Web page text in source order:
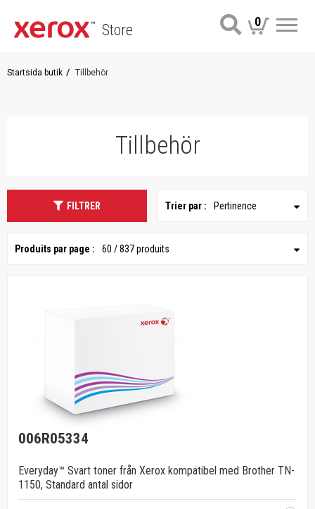
Store 0
Startsida butik Tillbehör
Tillbehör
FILTRER Trier par : Pertinence
Produits par page : 60 / 837 produits
006R05334
Everyday™ Svart toner från Xerox kompatibel med Brother TN-
1150, Standard antal sidor